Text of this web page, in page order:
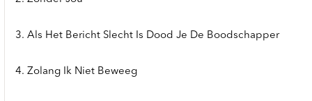
3. Als Het Bericht Slecht Is Dood Je De Boodschapper
4. Zolang Ik Niet Beweeg